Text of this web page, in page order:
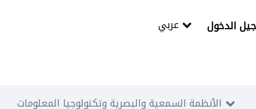
الدخول
الأنظمة السمعية والبصرية وتكنولوجيا المعلومات